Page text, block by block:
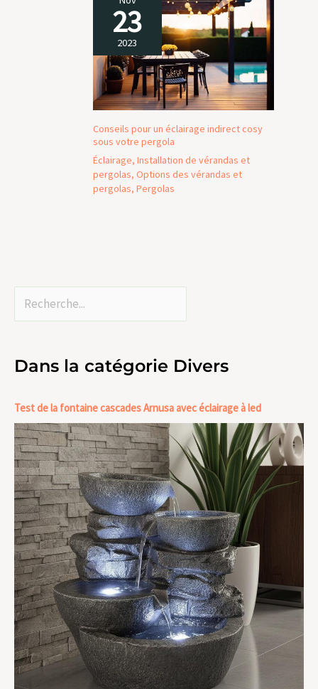
23
2023
Conseils pour un éclairage indirect cosy
sous votre pergola
Éclairage, Installation de vérandas et
pergolas, Options des vérandas et
pergolas, Pergolas
Dans la catégorie Divers
Test de la fontaine cascades Arnusa avec éclairage à led